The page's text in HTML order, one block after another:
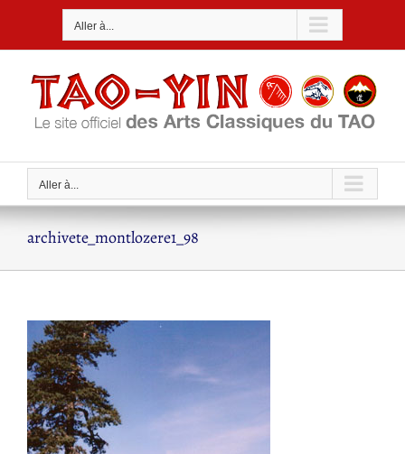
Aller à...
Aller à...
archivete_montlozere1_98